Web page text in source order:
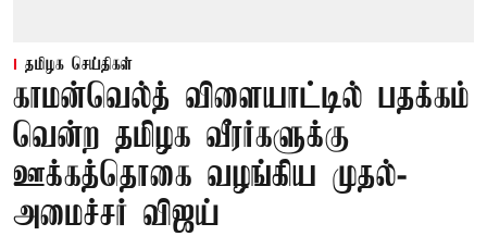
தமிழக செய்திகள்
காமன்வெல்த் விளையாட்டில் பதக்கம்
வென்ற தமிழக வீரர்களுக்கு
ஊக்கத்தொகை வழங்கிய முதல்-
அமைச்சர் விஜய்